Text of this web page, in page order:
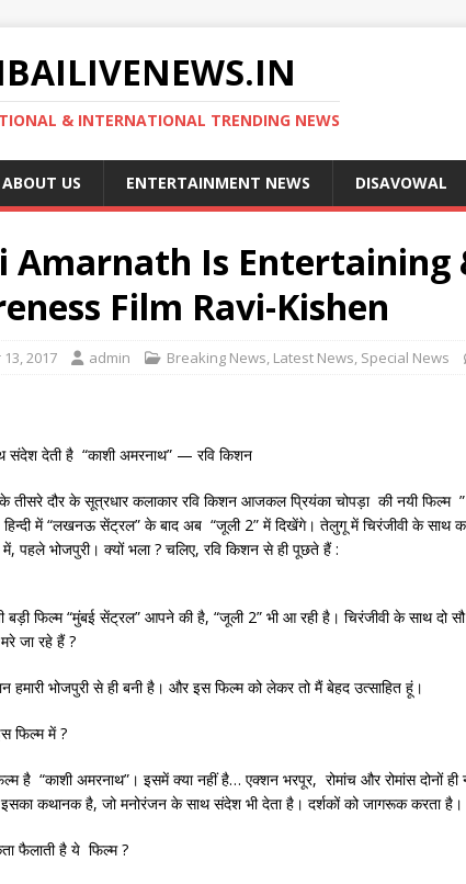
& INTERNATIONAL TRENDING NEWS
ABOUT US ENTERTAINMENT NEWS DISAVOWAL
Amarnath Is Entertaining
Film Ravi-Kishen
2017 admin Breaking News, Latest News, Special News
संदेश देती है “काशी अमरनाथ” — रवि किशन
के तीसरे दौर के सूत्रधार कलाकार रवि किशन आजकल प्रियंका चोपड़ा की नयी फिल्म
में “लखनऊ सेंट्रल” के बाद अब “जूली 2” में दिखेंगे। तेलुगू में चिरंजीवी के साथ
पहले भोजपुरी। क्यों भला ? चलिए, रवि किशन से ही पूछते हैं :
बड़ी फिल्म “मुंबई सेंट्रल” आपने की है, “जूली 2” भी आ रही है। चिरंजीवी के साथ दो
जा रहे हैं ?
हमारी भोजपुरी से ही बनी है। और इस फिल्म को लेकर तो मैं बेहद उत्साहित हूं।
फिल्म में ?
है “काशी अमरनाथ”। इसमें क्या नहीं है… एक्शन भरपूर, रोमांच और रोमांस दोनों
कथानक है, जो मनोरंजन के साथ संदेश भी देता है। दर्शकों को जागरूक करता है।
फैलाती है ये फिल्म ?